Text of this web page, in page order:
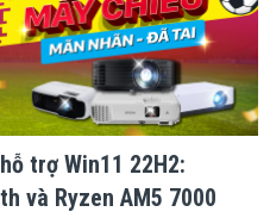
trợ Win11 22H2:
và Ryzen AM5 7000